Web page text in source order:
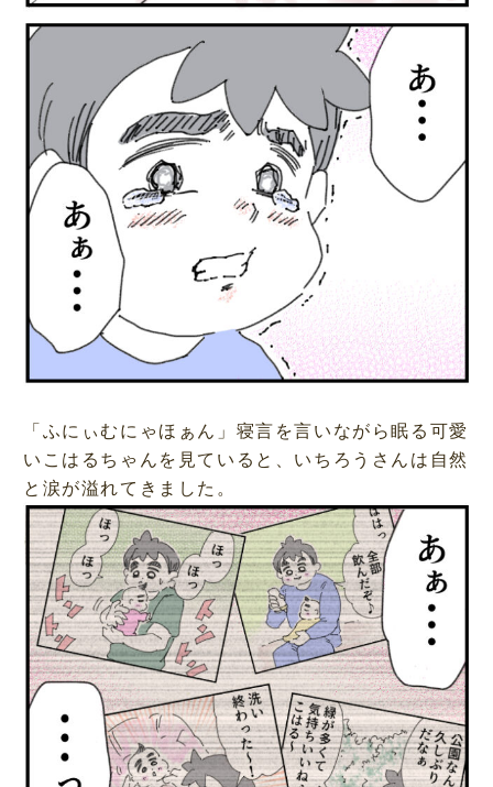
「ふにぃむにゃほぁん」寝言を言いながら眠る可愛
いこはるちゃんを見ていると、いちろうさんは自然
と涙が溢れてきました。